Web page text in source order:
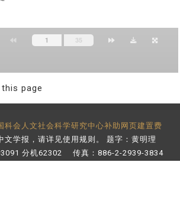
page
科会人文社会科学研究中心补助网页建置费
文学报，请详见使用规则 。 题字：黄明理
分机62302 传真：886-2-2939-3834